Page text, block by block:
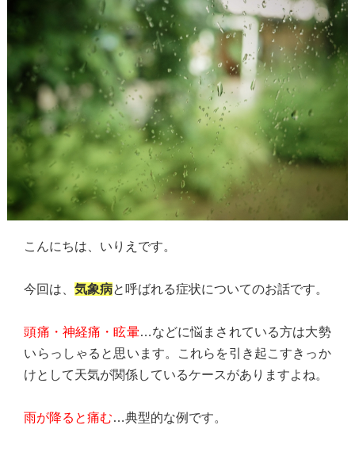
こんにちは、いりえです。
今回は、気象病と呼ばれる症状についてのお話です。
頭痛・神経痛・眩暈…などに悩まされている方は大勢
いらっしゃると思います。これらを引き起こすきっか
けとして天気が関係しているケースがありますよね。
雨が降ると痛む…典型的な例です。